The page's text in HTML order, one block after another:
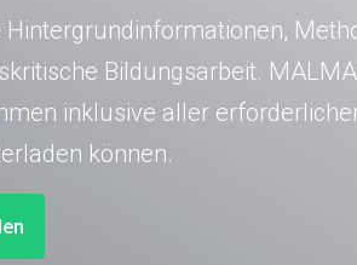
Hintergrundinformationen,
Bildungsarbeit.
inklusive aller
können.